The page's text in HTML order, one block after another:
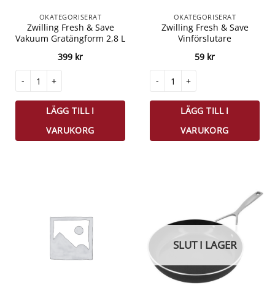
OKATEGORISERAT
Zwilling Fresh & Save
Vakuum Gratängform 2,8 L
399 kr
LÄGG TILL I
VARUKORG
OKATEGORISERAT
Zwilling Fresh & Save
Vinförslutare
59 kr
LÄGG TILL I
VARUKORG
SLUT I LAGER